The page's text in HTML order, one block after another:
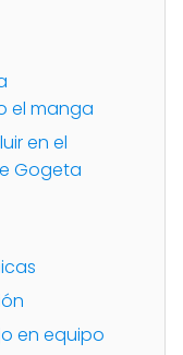
el manga
en el
Gogeta
en equipo